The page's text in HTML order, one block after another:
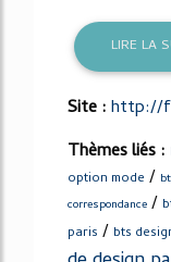
LIRE LA
Site :http://
Thèmes liés :
option mode /
correspondance /
paris / bts